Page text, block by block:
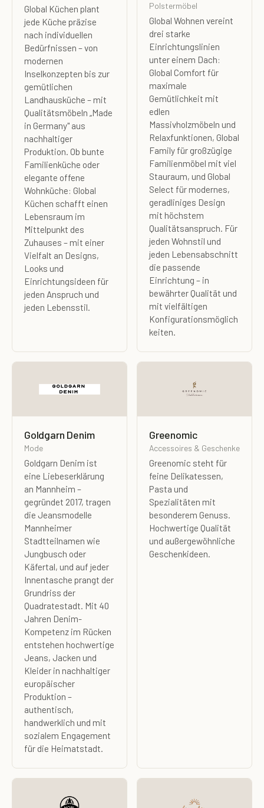
Global Küchen plant
jede Küche präzise
nach individuellen
Bedürfnissen – von
modernen
Inselkonzepten bis zur
gemütlichen
Landhausküche – mit
Qualitätsmöbeln „Made
in Germany" aus
nachhaltiger
Produktion. Ob bunte
Familienküche oder
elegante offene
Wohnküche: Global
Küchen schafft einen
Lebensraum im
Mittelpunkt des
Zuhauses – mit einer
Vielfalt an Designs,
Looks und
Einrichtungsideen für
jeden Anspruch und
jeden Lebensstil.
Polstermöbel
Global Wohnen vereint
drei starke
Einrichtungslinien
unter einem Dach:
Global Comfort für
maximale
Gemütlichkeit mit
edlen
Massivholzmöbeln und
Relaxfunktionen, Global
Family für großzügige
Familienmöbel mit viel
Stauraum, und Global
Select für modernes,
geradliniges Design
mit höchstem
Qualitätsanspruch. Für
jeden Wohnstil und
jeden Lebensabschnitt
die passende
Einrichtung – in
bewährter Qualität und
mit vielfältigen
Konfigurationsmöglich
keiten.
Goldgarn Denim
Mode
Goldgarn Denim ist
eine Liebeserklärung
an Mannheim –
gegründet 2017, tragen
die Jeansmodelle
Mannheimer
Stadtteilnamen wie
Jungbusch oder
Käfertal, und auf jeder
Innentasche prangt der
Grundriss der
Quadratestadt. Mit 40
Jahren Denim-
Kompetenz im Rücken
entstehen hochwertige
Jeans, Jacken und
Kleider in nachhaltiger
europäischer
Produktion –
authentisch,
handwerklich und mit
sozialem Engagement
für die Heimatstadt.
Greenomic
Accessoires & Geschenke
Greenomic steht für
feine Delikatessen,
Pasta und
Spezialitäten mit
besonderem Genuss.
Hochwertige Qualität
und außergewöhnliche
Geschenkideen.